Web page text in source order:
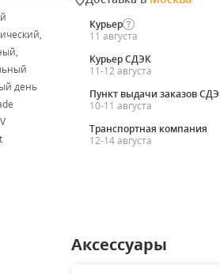
день
Курьер
11 августа
Курьер СДЭК
11-12 августа
Пункт выдачи заказов
10-11 августа
Транспортная компания
12-14 августа
Аксессуары